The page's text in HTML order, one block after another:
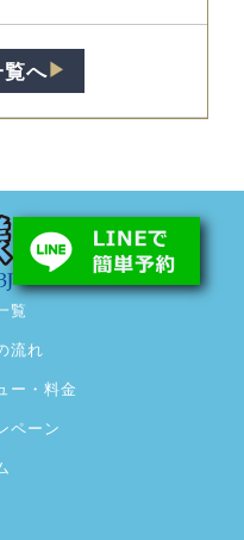
へ ▶︎
覧
流れ
ー・料金
ペーン